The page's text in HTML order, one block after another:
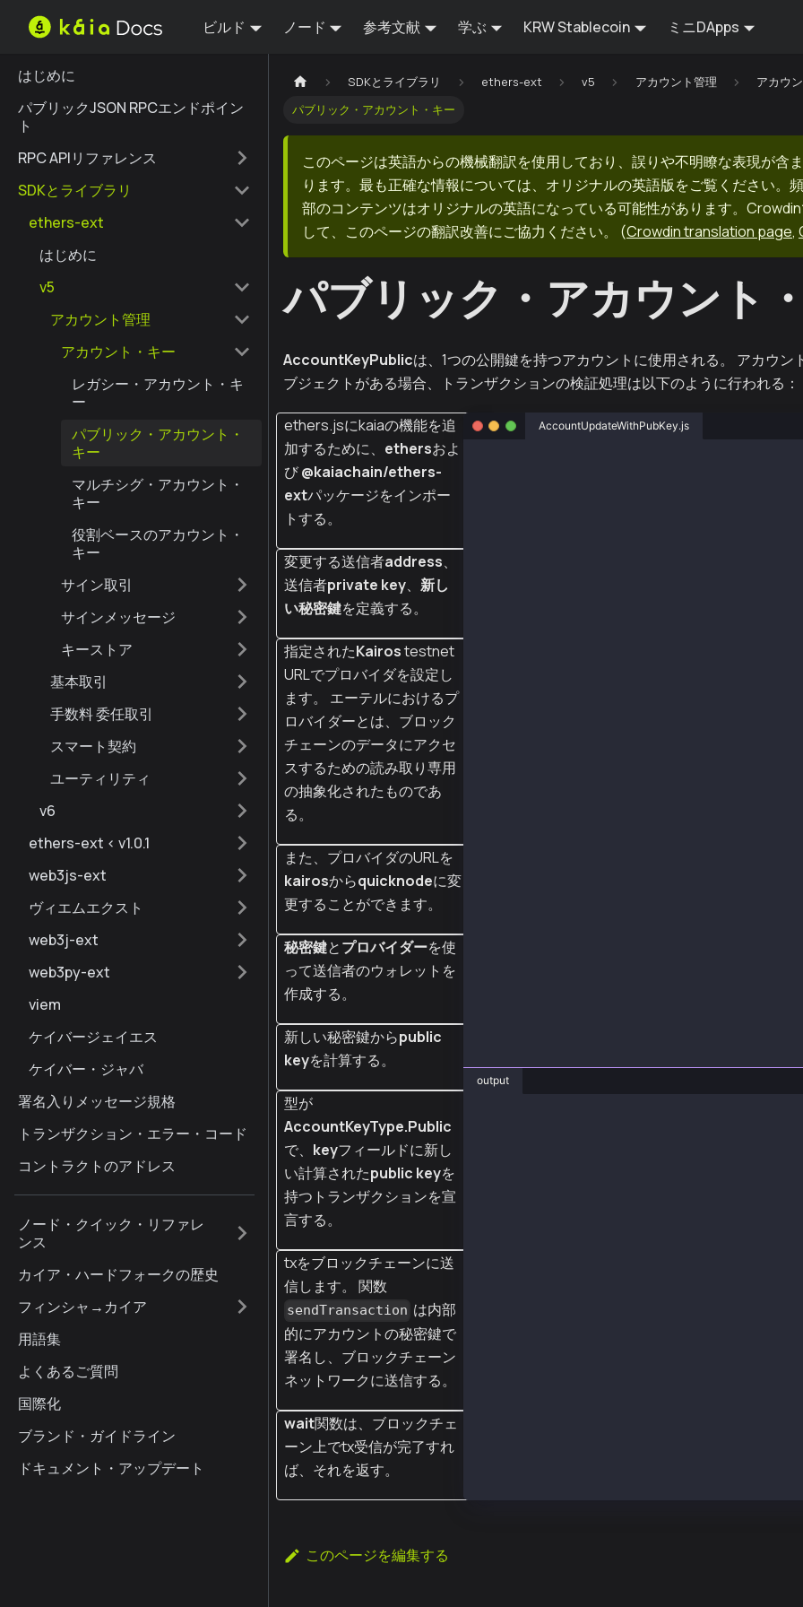
ビルド ノード 参考文献 学ぶ KRW Stablecoin ミニDApps
はじめに
パブリックJSON RPCエンドポイン
ト
RPC APIリファレンス
SDKとライブラリ
ethers-ext
はじめに
v5
アカウント管理
アカウント・キー
レガシー・アカウント・キ
ー
パブリック・アカウント・
キー
マルチシグ・アカウント・
キー
役割ベースのアカウント・
キー
サイン取引
サインメッセージ
キーストア
基本取引
手数料 委任取引
スマート契約
ユーティリティ
v6
ethers-ext < v1.0.1
web3js-ext
ヴィエムエクスト
web3j-ext
web3py-ext
viem
ケイバージェイエス
ケイバー・ジャバ
署名入りメッセージ規格
トランザクション・エラー・コード
コントラクトのアドレス
ノード・クイック・リファレ
ンス
カイア・ハードフォークの歴史
フィンシャ→カイア
用語集
よくあるご質問
国際化
ブランド・ガイドライン
ドキュメント・アップデート
SDKとライブラリ ethers-ext v5 アカウント管理
アカウ
パブリック・アカウント・キー
このページは英語からの機械翻訳を使用しており、誤りや不明瞭な表現が含
ります。最も正確な情報については、オリジナルの英語版をご覧ください。
部のコンテンツはオリジナルの英語になっている可能性があります。
して、このページの翻訳改善にご協力ください。
(Crowdin translation page,
パブリック・アカウント
AccountKeyPublicは、1つの公開鍵を持つアカウントに使用される。 アカウ
ブジェクトがある場合、トランザクションの検証処理は以下のように行われる：
ethers.jsにkaiaの機能を追
加するために、 ethersおよ
び@kaiachain/ethers-
extパッケージをインポー
トする。
変更する送信者address、
送信者private key、 新し
い秘密鍵を定義する。
指定されたKairostestnet
URLでプロバイダを設定し
ます。 エーテルにおけるプ
ロバイダーとは、ブロック
チェーンのデータにアクセ
スするための読み取り専用
の抽象化されたものであ
る。
また、プロバイダのURLを
kairosからquicknodeに変
更することができます。
秘密鍵とプロバイダーを使
って送信者のウォレットを
作成する。
新しい秘密鍵からpublic
keyを計算する。
型が
AccountKeyType.Public
で、 keyフィールドに新し
い計算されたpublic keyを
持つトランザクションを宣
言する。
txをブロックチェーンに送
信します。 関数
sendTransaction は内部
的にアカウントの秘密鍵で
署名し、ブロックチェーン
ネットワークに送信する。
wait関数は、ブロックチェ
ーン上でtx受信が完了すれ
ば、それを返す。
AccountUpdateWithPubKey.js
output
このページを編集する